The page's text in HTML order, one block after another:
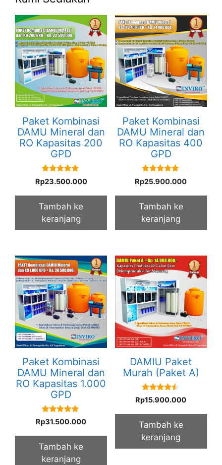
Paket Kombinasi
DAMU Mineral dan
RO Kapasitas 200
GPD
5.00
out of 5
Rp23.500.000
Tambah ke
keranjang
Paket Kombinasi
DAMU Mineral dan
RO Kapasitas 400
GPD
5.00
out of 5
Rp25.900.000
Tambah ke
keranjang
Paket Kombinasi
DAMU Mineral dan
RO Kapasitas 1.000
GPD
5.00
out of 5
Rp31.500.000
Tambah ke
keranjang
DAMIU Paket
Murah (Paket A)
4.33
out of 5
Rp15.900.000
Tambah ke
keranjang